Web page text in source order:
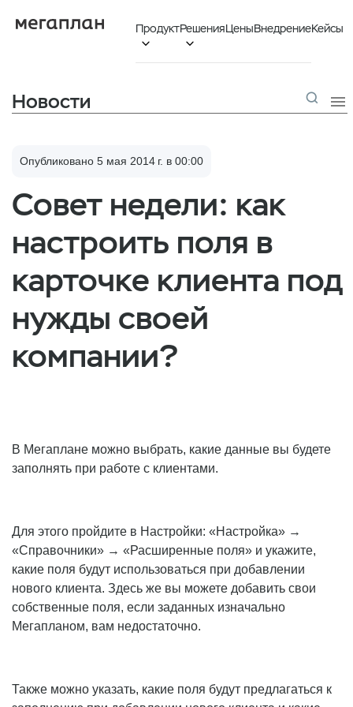
Продукт

Решения

ЦеныВнедрениеКейсы
Новости 
Опубликовано 5 мая 2014 г. в 00:00
Совет недели: как
настроить поля в
карточке клиента под
нужды своей
компании?
В Мегаплане можно выбрать, какие данные вы будете
заполнять при работе с клиентами.
Для этого пройдите в Настройки: «Настройка» →
«Справочники» → «Расширенные поля» и укажите,
какие поля будут использоваться при добавлении
нового клиента. Здесь же вы можете добавить свои
собственные поля, если заданных изначально
Мегапланом, вам недостаточно.
Также можно указать, какие поля будут предлагаться к